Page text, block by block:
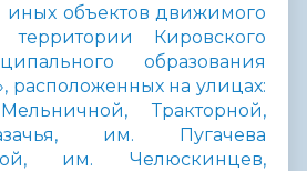
иных объектов движимого
Кировского
образования
расположенных на улицах:
Тракторной,
им. Пугачева
им. Челюскинцев,